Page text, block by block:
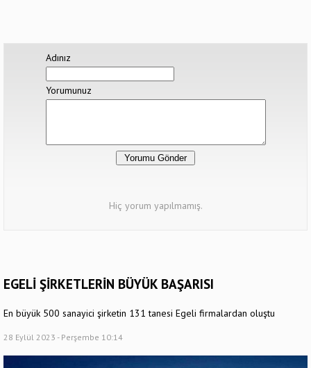
Adınız
Yorumunuz
Hiç yorum yapılmamış.
EGELİ ŞİRKETLERİN BÜYÜK BAŞARISI
En büyük 500 sanayici şirketin 131 tanesi Egeli firmalardan oluştu
28 Eylül 2023 - Perşembe 10:14